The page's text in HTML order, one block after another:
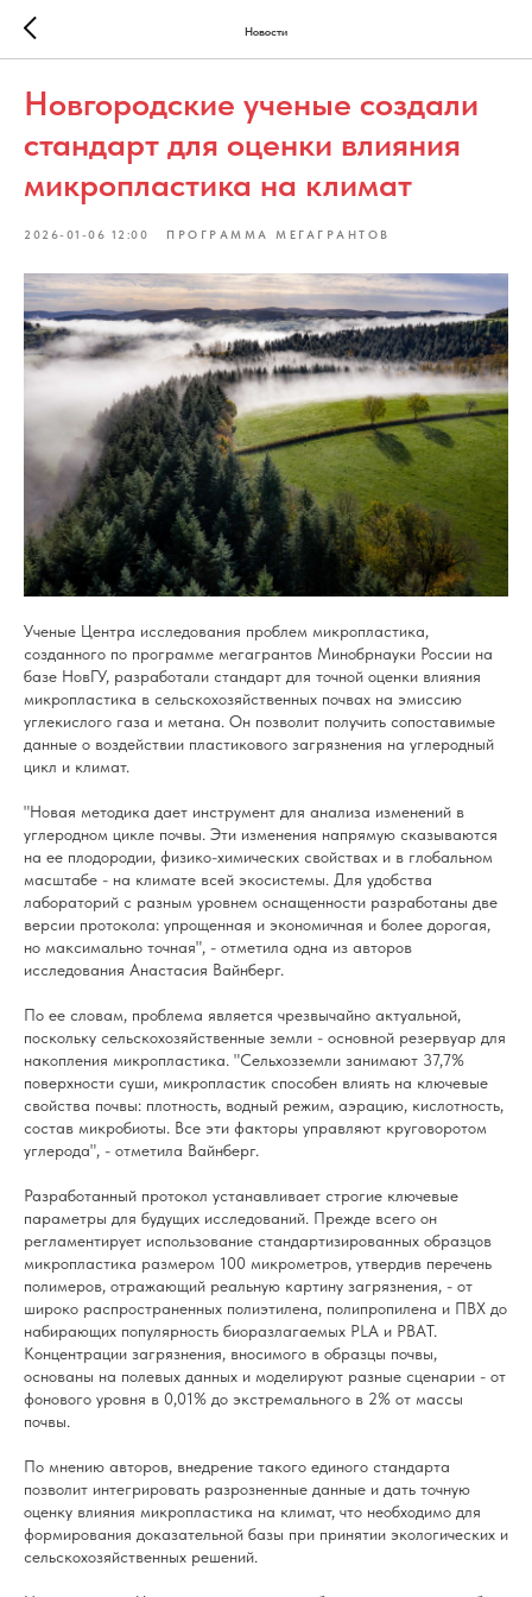
Новости
Новгородские ученые создали
стандарт для оценки влияния
микропластика на климат
2026-01-06 12:00 ПРОГРАММА МЕГАГРАНТОВ
Ученые Центра исследования проблем микропластика,
созданного по программе мегагрантов Минобрнауки России на
базе НовГУ, разработали стандарт для точной оценки влияния
микропластика в сельскохозяйственных почвах на эмиссию
углекислого газа и метана. Он позволит получить сопоставимые
данные о воздействии пластикового загрязнения на углеродный
цикл и климат.
"Новая методика дает инструмент для анализа изменений в
углеродном цикле почвы. Эти изменения напрямую сказываются
на ее плодородии, физико-химических свойствах и в глобальном
масштабе - на климате всей экосистемы. Для удобства
лабораторий с разным уровнем оснащенности разработаны две
версии протокола: упрощенная и экономичная и более дорогая,
но максимально точная", - отметила одна из авторов
исследования Анастасия Вайнберг.
По ее словам, проблема является чрезвычайно актуальной,
поскольку сельскохозяйственные земли - основной резервуар для
накопления микропластика. "Сельхозземли занимают 37,7%
поверхности суши, микропластик способен влиять на ключевые
свойства почвы: плотность, водный режим, аэрацию, кислотность,
состав микробиоты. Все эти факторы управляют круговоротом
углерода", - отметила Вайнберг.
Разработанный протокол устанавливает строгие ключевые
параметры для будущих исследований. Прежде всего он
регламентирует использование стандартизированных образцов
микропластика размером 100 микрометров, утвердив перечень
полимеров, отражающий реальную картину загрязнения, - от
широко распространенных полиэтилена, полипропилена и ПВХ до
набирающих популярность биоразлагаемых PLA и PBAT.
Концентрации загрязнения, вносимого в образцы почвы,
основаны на полевых данных и моделируют разные сценарии - от
фонового уровня в 0,01% до экстремального в 2% от массы
почвы.
По мнению авторов, внедрение такого единого стандарта
позволит интегрировать разрозненные данные и дать точную
оценку влияния микропластика на климат, что необходимо для
формирования доказательной базы при принятии экологических и
сельскохозяйственных решений.